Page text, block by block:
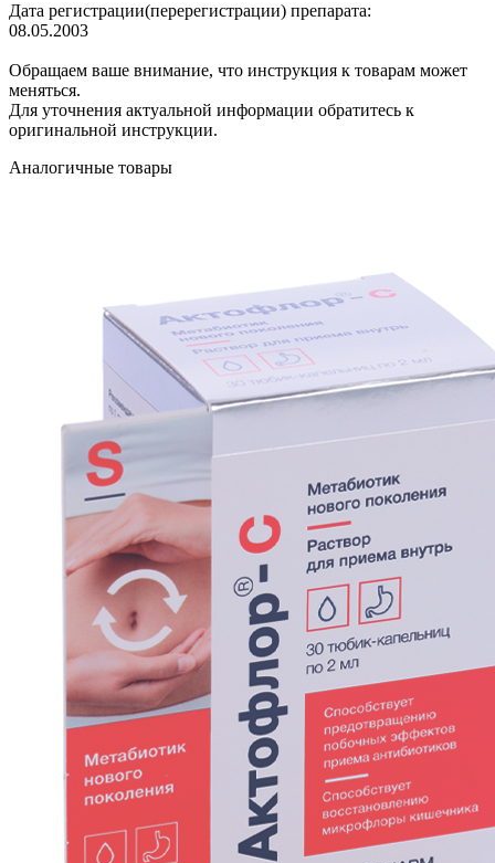
Дата регистрации(перерегистрации) препарата:
08.05.2003
Обращаем ваше внимание, что инструкция к товарам может
меняться.
Для уточнения актуальной информации обратитесь к
оригинальной инструкции.
Аналогичные товары